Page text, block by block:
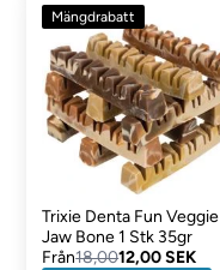
Mängdrabatt
Trixie Denta Fun Veggie
Jaw Bone 1 Stk 35gr
Från18,0012,00 SEK